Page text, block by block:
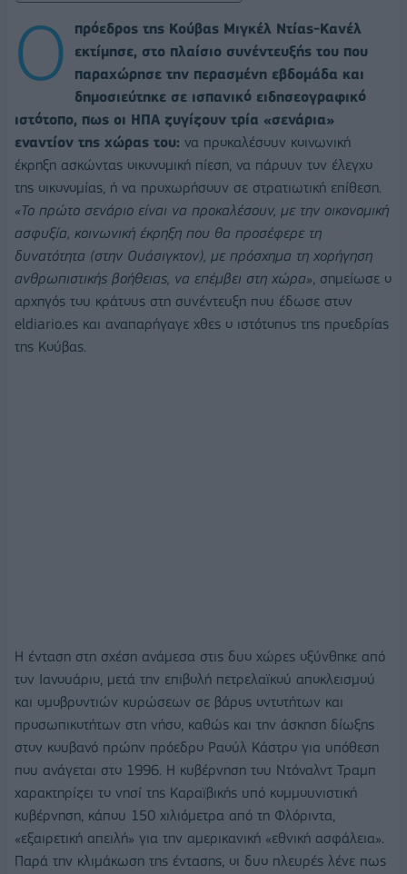
Ο
πρόεδρος της Κούβας Μιγκέλ Ντίας-Κανέλ
εκτίμησε, στο πλαίσιο συνέντευξής του που
παραχώρησε την περασμένη εβδομάδα και
δημοσιεύτηκε σε ισπανικό ειδησεογραφικό
ιστότοπο, πως οι ΗΠΑ ζυγίζουν τρία «σενάρια»
εναντίον της χώρας του: να προκαλέσουν κοινωνική
έκρηξη ασκώντας οικονομική πίεση, να πάρουν τον έλεγχο
της οικονομίας, ή να προχωρήσουν σε στρατιωτική επίθεση.
«Το πρώτο σενάριο είναι να προκαλέσουν, με την οικονομική
ασφυξία, κοινωνική έκρηξη που θα προσέφερε τη
δυνατότητα (στην Ουάσιγκτον), με πρόσχημα τη χορήγηση
ανθρωπιστικής βοήθειας, να επέμβει στη χώρα», σημείωσε ο
αρχηγός του κράτους στη συνέντευξη που έδωσε στον
eldiario.es και αναπαρήγαγε χθες ο ιστότοπος της προεδρίας
της Κούβας.
Η ένταση στη σχέση ανάμεσα στις δυο χώρες οξύνθηκε από
τον Ιανουάριο, μετά την επιβολή πετρελαϊκού αποκλεισμού
και ομοβροντιών κυρώσεων σε βάρος οντοτήτων και
προσωπικοτήτων στη νήσο, καθώς και την άσκηση δίωξης
στον κουβανό πρώην πρόεδρο Ραούλ Κάστρο για υπόθεση
που ανάγεται στο 1996. Η κυβέρνηση του Ντόναλντ Τραμπ
χαρακτηρίζει το νησί της Καραϊβικής υπό κομμουνιστική
κυβέρνηση, κάπου 150 χιλιόμετρα από τη Φλόριντα,
«εξαιρετική απειλή» για την αμερικανική «εθνική ασφάλεια».
Παρά την κλιμάκωση της έντασης, οι δυο πλευρές λένε πως